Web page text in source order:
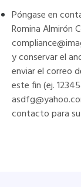
Póngase en
Romina Almirón
y conservar el
enviar el correo
este fin (ej.
contacto para